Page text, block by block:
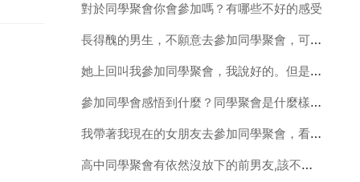
對於同學聚會你會參加嗎？有哪些不好的感受
長得醜的男生，不願意去參加同學聚會，可以拒絕嗎？再說了，我覺得過去了就讓它過去了，不必再糾結
她上回叫我參加同學聚會，我說好的。但是我現在又不想去了，有個什麼好的理由可以拒絕她
參加同學會感悟到什麼？同學聚會是什麼樣的體驗？
我帶著我現在的女朋友去參加同學聚會，看到了以前互相暗戀的女生，很尷尬怎麼辦
高中同學聚會有依然沒放下的前男友,該不該去